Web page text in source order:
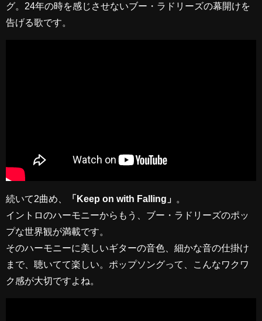
グ。24年の時を感じさせないブー・ラドリーズの幕開けを
告げる歌です。
続いて2曲め、 「Keep on with Falling」
イントロのハーモニーからもう、ブー・ラドリーズのポッ
プな世界観が満載です。
そのハーモニーに美しいギターの音色、細かな音の仕掛け
まで、聴いてて楽しい。ポップソングって、こんなワクワ
ク感が大切ですよね。